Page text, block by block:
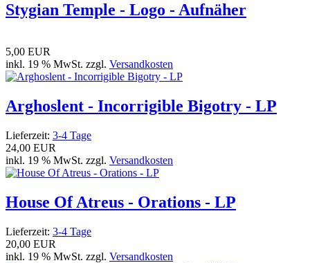
Stygian Temple - Logo - Aufnäher
5,00 EUR
inkl. 19 % MwSt. zzgl. Versandkosten
Arghoslent - Incorrigible Bigotry - LP
Lieferzeit: 3-4 Tage
24,00 EUR
inkl. 19 % MwSt. zzgl. Versandkosten
House Of Atreus - Orations - LP
Lieferzeit: 3-4 Tage
20,00 EUR
inkl. 19 % MwSt. zzgl. Versandkosten